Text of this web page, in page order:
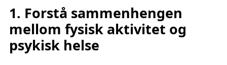
1. Forstå sammenhengen
mellom fysisk aktivitet og
psykisk helse